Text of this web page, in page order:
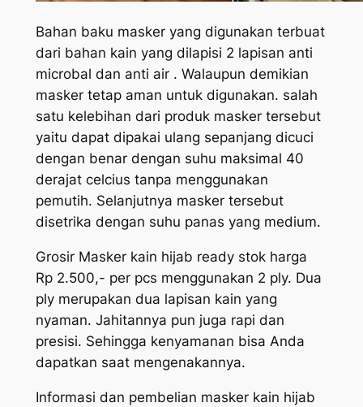
Bahan baku masker yang digunakan terbuat
dari bahan kain yang dilapisi 2 lapisan anti
microbal dan anti air . Walaupun demikian
masker tetap aman untuk digunakan. salah
satu kelebihan dari produk masker tersebut
yaitu dapat dipakai ulang sepanjang dicuci
dengan benar dengan suhu maksimal 40
derajat celcius tanpa menggunakan
pemutih. Selanjutnya masker tersebut
disetrika dengan suhu panas yang medium.
Grosir Masker kain hijab ready stok harga
Rp 2.500,- per pcs menggunakan 2 ply. Dua
ply merupakan dua lapisan kain yang
nyaman. Jahitannya pun juga rapi dan
presisi. Sehingga kenyamanan bisa Anda
dapatkan saat mengenakannya.
Informasi dan pembelian masker kain hijab